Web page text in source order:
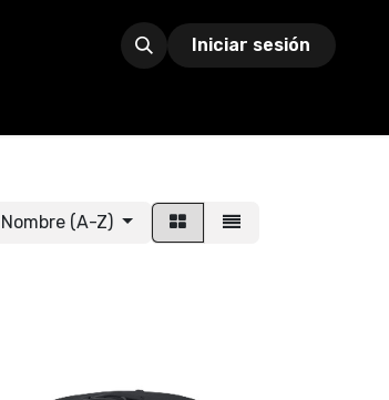
Iniciar sesión
Nombre (A-Z)